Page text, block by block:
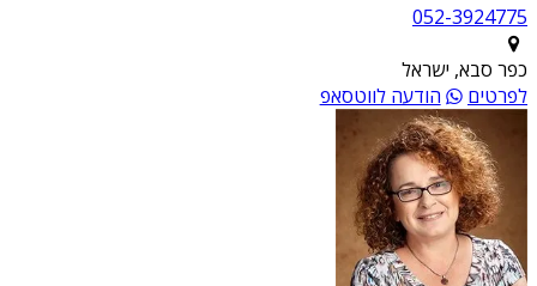
052-3924775
כפר סבא, ישראל
לפרטים
הודעה לווטסאפ